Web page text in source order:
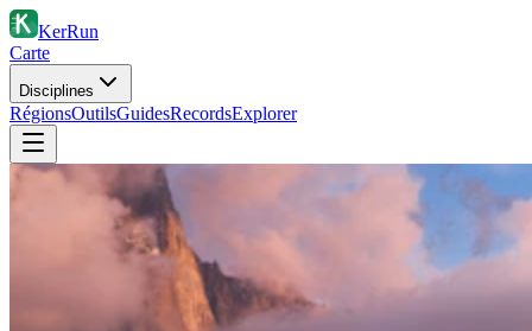
KerRun
Carte
Disciplines
RégionsOutilsGuidesRecordsExplorer